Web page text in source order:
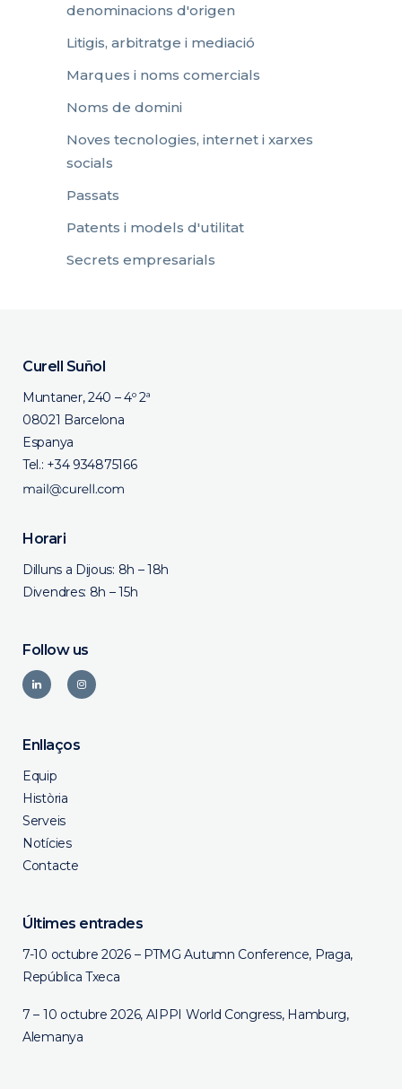
denominacions d'origen
Litigis, arbitratge i mediació
Marques i noms comercials
Noms de domini
Noves tecnologies, internet i xarxes
socials
Passats
Patents i models d'utilitat
Secrets empresarials
Curell Suñol
Muntaner, 240 – 4º 2ª
08021 Barcelona
Espanya
Tel.: +34 934875166
Horari
Dilluns a Dijous: 8h – 18h
Divendres: 8h – 15h
Follow us
Enllaços
Equip
Història
Serveis
Notícies
Contacte
Últimes entrades
7-10 octubre 2026 – PTMG Autumn Conference, Praga,
República Txeca
7 – 10 octubre 2026, AIPPI World Congress, Hamburg,
Alemanya